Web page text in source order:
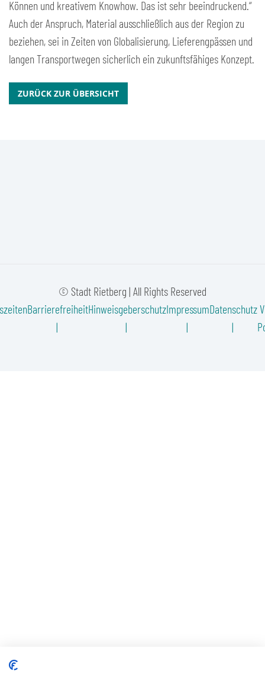
Können und kreativem Knowhow. Das ist sehr beeindruckend.“
Auch der Anspruch, Material ausschließlich aus der Region zu
beziehen, sei in Zeiten von Globalisierung, Lieferengpässen und
langen Transportwegen sicherlich ein zukunftsfähiges Konzept.
ZURÜCK ZUR ÜBERSICHT
© Stadt Rietberg | All Rights Reserved
BarrierefreiheitHinweisgeberschutzImpressumDatenschutz